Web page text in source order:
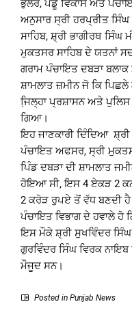
ਭੁੱਲਰ, ਪੇਂਡੂ ਵਿਕਾਸ ਅਤੇ
ਅਨੁਸਾਰ ਸ੍ਰੀ ਹਰਪ੍ਰੀਤ
ਸਾਹਿਬ, ਸ਼੍ਰੀ ਭਾਗੀਰਥ ਸਿੰਘ
ਮੁਕਤਸਰ ਸਾਹਿਬ ਦੇ ਯਤਨਾਂ
ਗਰਾਮ ਪੰਚਾਇਤ ਦਬੜਾ
ਸ਼ਾਮਲਾਤ ਜ਼ਮੀਨ ਜੋ ਕਿ
ਜਿ਼ਲ੍ਹਾ ਪ੍ਰਸ਼ਾਸਨ ਅਤੇ
ਗਿਆ।
ਇਹ ਜਾਣਕਾਰੀ ਦਿੰਦਿਆ
ਪੰਚਾਇਤ ਅਫਸਰ, ਸ੍ਰੀ
ਪਿੰਡ ਦਬੜਾ ਦੀ ਸ਼ਾਮਲਾਤ
ਹੋਇਆ ਸੀ, ਇਸ 4 ਏਕੜ 2
2 ਕਰੋੜ ਰੁਪਏ ਤੋਂ ਵੱਧ ਬਣਦੀ
ਪੰਚਾਇਤ ਵਿਭਾਗ ਦੇ ਹਵਾਲੇ ਹੋ
ਇਸ ਮੌਕੇ ਸ਼੍ਰੀ ਸੁਖਵਿੰਦਰ ਸਿੰਘ
ਗੁਰਵਿੰਦਰ ਸਿੰਘ ਵਿਰਕ ਨਾਇਬ
ਮੌਜੂਦ ਸਨ।
Posted in Punjab News